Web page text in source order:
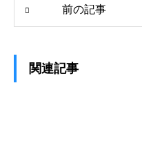
前の記事
関連記事